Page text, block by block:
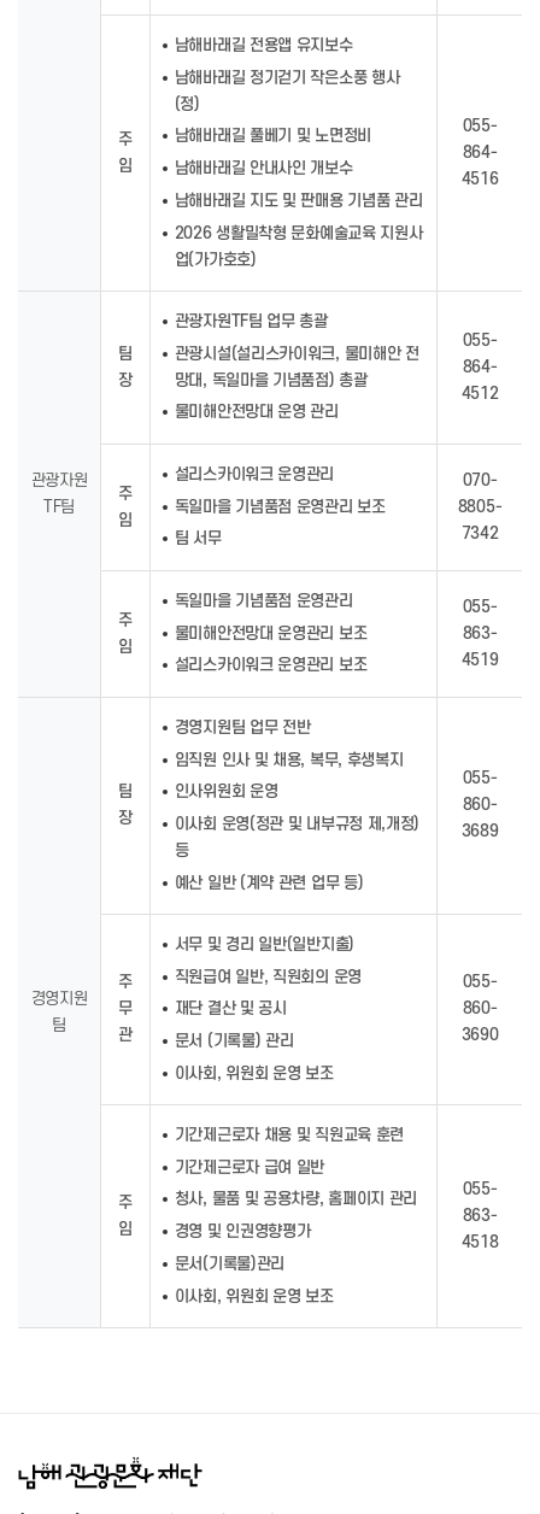
주
임
남해바래길 전용앱 유지보수
남해바래길 정기걷기 작은소풍 행사
(정)
남해바래길 풀베기 및 노면정비
남해바래길 안내사인 개보수
남해바래길 지도 및 판매용 기념품 관리
2026 생활밀착형 문화예술교육 지원사
업(가가호호)
055-
864-
4516
관광자원
TF팀
팀
장
관광자원TF팀 업무 총괄
관광시설(설리스카이워크, 물미해안 전
망대, 독일마을 기념품점) 총괄
물미해안전망대 운영 관리
055-
864-
4512
주
임
설리스카이워크 운영관리
독일마을 기념품점 운영관리 보조
팀 서무
070-
8805-
7342
주
임
독일마을 기념품점 운영관리
물미해안전망대 운영관리 보조
설리스카이워크 운영관리 보조
055-
863-
4519
경영지원
팀
팀
장
경영지원팀 업무 전반
임직원 인사 및 채용, 복무, 후생복지
인사위원회 운영
이사회 운영(정관 및 내부규정 제,개정)
등
예산 일반 (계약 관련 업무 등)
055-
860-
3689
주
무
관
서무 및 경리 일반(일반지출)
직원급여 일반, 직원회의 운영
재단 결산 및 공시
문서 (기록물) 관리
이사회, 위원회 운영 보조
055-
860-
3690
주
임
기간제근로자 채용 및 직원교육 훈련
기간제근로자 급여 일반
청사, 물품 및 공용차량, 홈페이지 관리
경영 및 인권영향평가
문서(기록물)관리
이사회, 위원회 운영 보조
055-
863-
4518